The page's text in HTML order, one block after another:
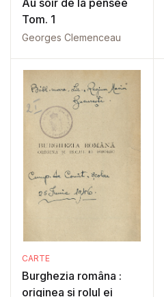
Au soir de la pensée
Tom. 1
Georges Clemenceau
CARTE
Burghezia româna :
originea si rolul ei